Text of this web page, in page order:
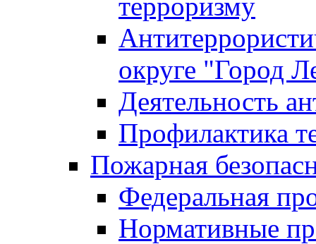
округе "Город
Деятельность
Профилактика
Пожарная
Федеральная
Нормативные